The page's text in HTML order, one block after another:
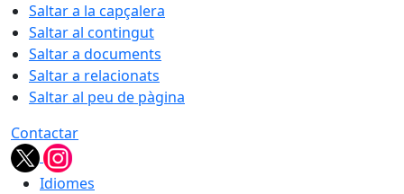
Saltar a la capçalera
Saltar al contingut
Saltar a documents
Saltar a relacionats
Saltar al peu de pàgina
Contactar
Idiomes